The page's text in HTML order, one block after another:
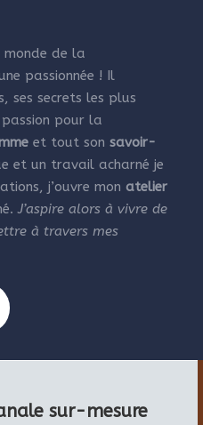
monde de la
passionnée ! Il
ses secrets les plus
pour la
et tout son savoir-
et un travail acharné je
j’ouvre mon atelier
J’aspire alors à vivre de
à travers mes
sur-mesure